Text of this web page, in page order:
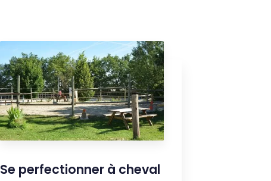
Se perfectionner à cheval